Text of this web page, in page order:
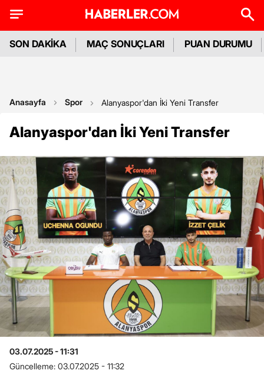
SON DAKİKA MAÇ SONUÇLARI PUAN DURUMU
Anasayfa Spor Alanyaspor'dan İki Yeni Transfer
Alanyaspor'dan İki Yeni Transfer
03.07.2025 - 11:31
Güncelleme: 03.07.2025 - 11:32